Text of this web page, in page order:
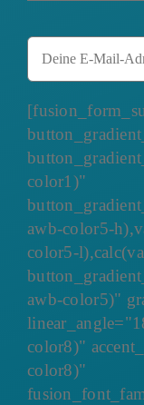
color1)"
awb-color5-
color5-
awb-color5)"
color8)"
color8)"